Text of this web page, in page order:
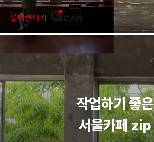
skip navigation
작업하기 좋은
서울카페 zip